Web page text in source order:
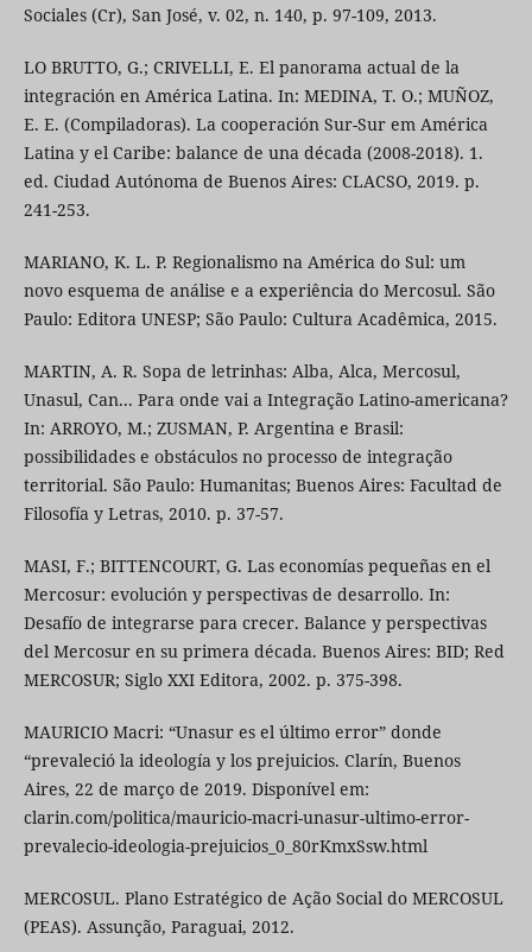
Sociales (Cr), San José, v. 02, n. 140, p. 97-109, 2013.
LO BRUTTO, G.; CRIVELLI, E. El panorama actual de la
integración en América Latina. In: MEDINA, T. O.; MUÑOZ,
E. E. (Compiladoras). La cooperación Sur-Sur em América
Latina y el Caribe: balance de una década (2008-2018). 1.
ed. Ciudad Autónoma de Buenos Aires: CLACSO, 2019. p.
241-253.
MARIANO, K. L. P. Regionalismo na América do Sul: um
novo esquema de análise e a experiência do Mercosul. São
Paulo: Editora UNESP; São Paulo: Cultura Acadêmica, 2015.
MARTIN, A. R. Sopa de letrinhas: Alba, Alca, Mercosul,
Unasul, Can... Para onde vai a Integração Latino-americana?
In: ARROYO, M.; ZUSMAN, P. Argentina e Brasil:
possibilidades e obstáculos no processo de integração
territorial. São Paulo: Humanitas; Buenos Aires: Facultad de
Filosofía y Letras, 2010. p. 37-57.
MASI, F.; BITTENCOURT, G. Las economías pequeñas en el
Mercosur: evolución y perspectivas de desarrollo. In:
Desafío de integrarse para crecer. Balance y perspectivas
del Mercosur en su primera década. Buenos Aires: BID; Red
MERCOSUR; Siglo XXI Editora, 2002. p. 375-398.
MAURICIO Macri: “Unasur es el último error” donde
“prevaleció la ideología y los prejuicios. Clarín, Buenos
Aires, 22 de março de 2019. Disponível em:
clarin.com/politica/mauricio-macri-unasur-ultimo-error-
prevalecio-ideologia-prejuicios_0_80rKmxSsw.html
MERCOSUL. Plano Estratégico de Ação Social do MERCOSUL
(PEAS). Assunção, Paraguai, 2012.